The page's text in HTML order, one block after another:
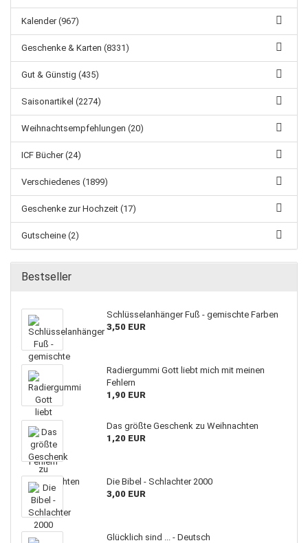
Kalender (967)
Geschenke & Karten (8331)
Gut & Günstig (435)
Saisonartikel (2274)
Weihnachtsempfehlungen (20)
ICF Bücher (24)
Verschiedenes (1899)
Geschenke zur Hochzeit (17)
Gutscheine (2)
Bestseller
Schlüsselanhänger Fuß - gemischte Farben
3,50 EUR
Radiergummi Gott liebt mich mit meinen
Fehlern
1,90 EUR
Das größte Geschenk zu Weihnachten
1,20 EUR
Die Bibel - Schlachter 2000
3,00 EUR
Glücklich sind ... - Deutsch